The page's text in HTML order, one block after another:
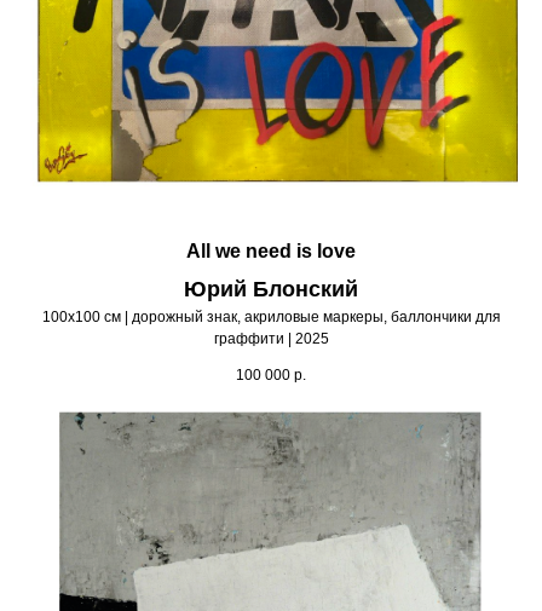
All we need is love
Юрий Блонский
100х100 см | дорожный знак, акриловые маркеры, баллончики для
граффити | 2025
100 000 р.